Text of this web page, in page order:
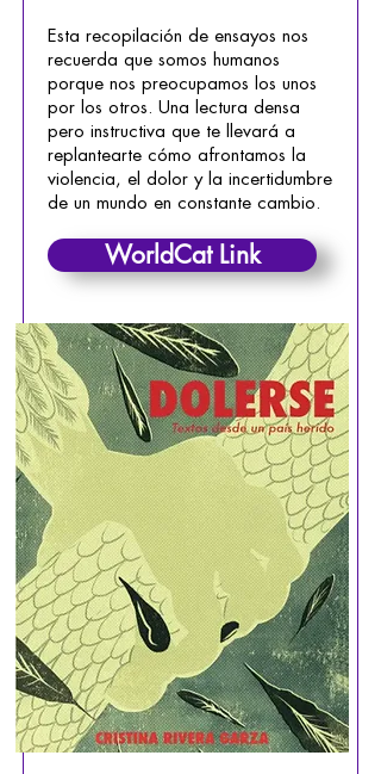
Esta recopilación de ensayos nos
recuerda que somos humanos
porque nos preocupamos los unos
por los otros. Una lectura densa
pero instructiva que te llevará a
replantearte cómo afrontamos la
violencia, el dolor y la incertidumbre
de un mundo en constante cambio.
WorldCat Link